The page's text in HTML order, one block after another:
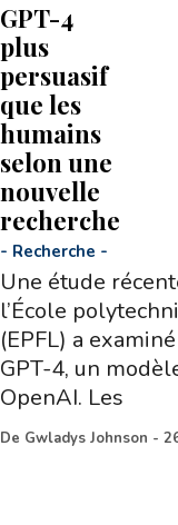
GPT-4
plus
persuasif
que les
humains
selon une
nouvelle
recherche
- Recherche -
Une étude
l’École
(EPFL) a
GPT-4, un
OpenAI. Les
De Gwladys Johnson -